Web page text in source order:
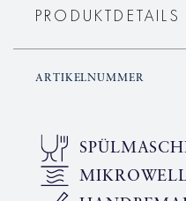
PRODUKTDETAILS
ARTIKELNUMMER